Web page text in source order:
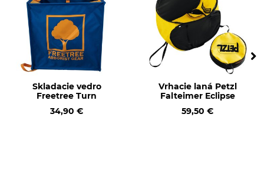
Skladacie vedro
Freetree Turn
34,90 €
Vrhacie laná Petzl
Falteimer Eclipse
59,50 €